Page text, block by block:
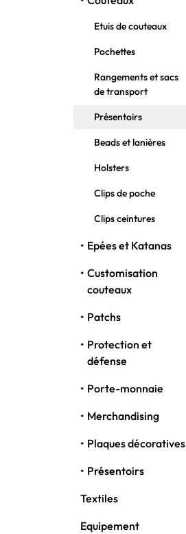
Etuis de couteaux
Pochettes
Rangements et sacs
de transport
Présentoirs
Beads et lanières
Holsters
Clips de poche
Clips ceintures
Epées et Katanas
Customisation
couteaux
Patchs
Protection et
défense
Porte-monnaie
Merchandising
Plaques décoratives
Présentoirs
Textiles
Equipement